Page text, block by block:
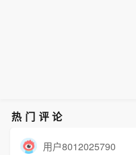
热门评论
用户8012025790